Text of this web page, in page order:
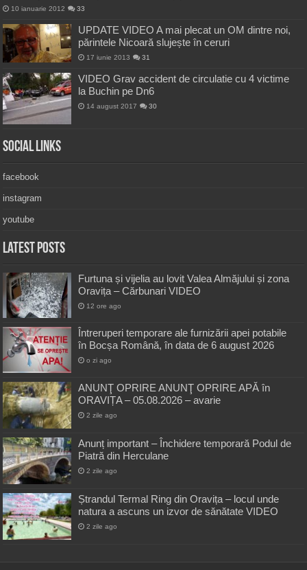
10 ianuarie 2012 33
UPDATE VIDEO A mai plecat un OM dintre noi,
părintele Nicoară slujește în ceruri
17 iunie 2013 31
VIDEO Grav accident de circulatie cu 4 victime
la Buchin pe Dn6
14 august 2017 30
Social Links
facebook
instagram
youtube
Latest Posts
Furtuna și vijelia au lovit Valea Almăjului și zona
Oravița – Cărbunari VIDEO
12 ore ago
Întreruperi temporare ale furnizării apei potabile
în Bocșa Română, în data de 6 august 2026
o zi ago
ANUNŢ OPRIRE ANUNŢ OPRIRE APĂ în
ORAVIȚA – 05.08.2026 – avarie
2 zile ago
Anunț important – Închidere temporară Podul de
Piatră din Herculane
2 zile ago
Ștrandul Termal Ring din Oravița – locul unde
natura a ascuns un izvor de sănătate VIDEO
2 zile ago